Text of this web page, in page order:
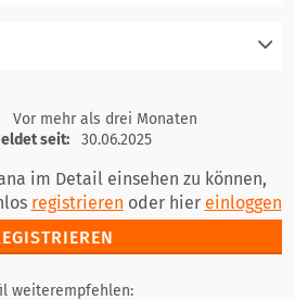
registrieren
einloggen
Vor mehr als drei Monaten
seit:
30.06.2025
im Detail einsehen zu können,
registrieren oder hier einloggen
weiterempfehlen: